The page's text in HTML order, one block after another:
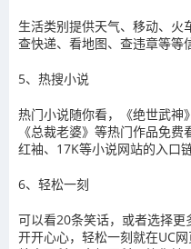
生活类别提供天气、移动、火
查快递、看地图、查违章等等
5、热搜小说
热门小说随你看，《绝世武神
《总裁老婆》等热门作品免费
红袖、17K等小说网站的入口链
6、轻松一刻
可以看20条笑话，或者选择更
开开心心，轻松一刻就在UC